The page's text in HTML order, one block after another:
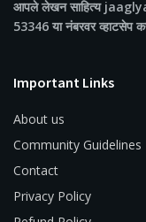
आपले लेखन साहित्य
53346 या नंबरवर व्हाटसेप
Important Links
About us
Community Guidelines
Contact
Privacy Policy